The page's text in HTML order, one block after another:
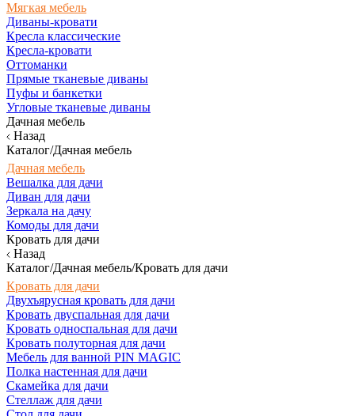
Мягкая мебель
Диваны-кровати
Кресла классические
Кресла-кровати
Оттоманки
Прямые тканевые диваны
Пуфы и банкетки
Угловые тканевые диваны
Дачная мебель
Назад
Каталог/Дачная мебель
Дачная мебель
Вешалка для дачи
Диван для дачи
Зеркала на дачу
Комоды для дачи
Кровать для дачи
Назад
Каталог/Дачная мебель/Кровать для дачи
Кровать для дачи
Двухъярусная кровать для дачи
Кровать двуспальная для дачи
Кровать односпальная для дачи
Кровать полуторная для дачи
Мебель для ванной PIN MAGIC
Полка настенная для дачи
Скамейка для дачи
Стеллаж для дачи